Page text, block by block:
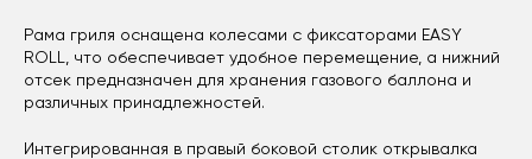
Рама гриля оснащена колесами с фиксаторами EASY
ROLL, что обеспечивает удобное перемещение, а нижний
отсек предназначен для хранения газового баллона и
различных принадлежностей.
Интегрированная в правый боковой столик открывалка